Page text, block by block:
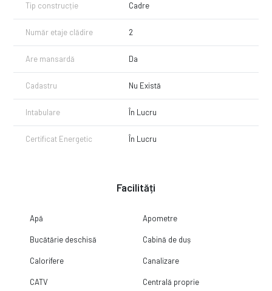
Tip construcție Cadre
Număr etaje clădire 2
Are mansardă Da
Cadastru Nu Există
Intabulare În Lucru
Certificat Energetic În Lucru
Facilități
Apă Apometre
Bucătărie deschisă Cabină de duș
Calorifere Canalizare
CATV Centrală proprie